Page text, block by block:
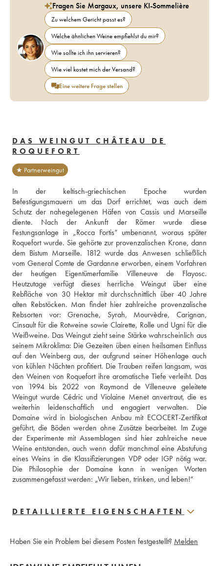
Fragen Sie Margaux, unsere KI-Sommelière
Zu welchem Gericht passt es?
Welche ähnlichen Weine empfiehlst du mir?
Wie sollte ich ihn servieren?
Wie viel kostet mich der Versand?
Eine weitere Frage stellen
DAS WEINGUT CHÂTEAU DE
ROQUEFORT
★ Partnerweingut
In der keltisch-griechischen Epoche wurden
Befestigungsmauern um das Dorf errichtet, was auch dem
Schutz der nahegelegenen Häfen von Cassis und Marseille
diente. Nach der Ankunft der Römer wurde diese
Festungsanlage in „Rocca Fortis“ umbenannt, woraus später
Roquefort wurde. Sie gehörte zur provenzalischen Krone, dann
dem Bistum Marseille. 1812 wurde das Anwesen schließlich
vom General Comte de Gardanne erworben, einem Vorfahren
der heutigen Eigentümerfamilie Villeneuve de Flayosc.
Heutzutage verfügt dieses herrliche Weingut über eine
Rebfläche von 30 Hektar mit durchschnittlich über 40 Jahre
alten Rebstöcken. Man findet hier zahlreiche provenzalische
Rebsorten vor: Grenache, Syrah, Mourvèdre, Carignan,
Cinsault für die Rotweine sowie Clairette, Rolle und Ugni für die
Weißweine. Das Weingut zieht seine Stärke wahrscheinlich aus
seinem Mikroklima: Die Gezeiten üben einen heilsamen Einfluss
auf den Weinberg aus, der aufgrund seiner Höhenlage auch
von kühlen Nächten profitiert. Die Trauben reifen langsam, was
den Weinen von Roquefort ihre aromatische Tiefe verleiht. Das
von 1994 bis 2022 von Raymond de Villeneuve geleitete
Weingut wurde Cédric und Violaine Menet anvertraut, die es
weiterhin leidenschaftlich und engagiert verwalten. Die
Domaine wird in biologischen Anbau mit ECOCERT-Zertifikat
geführt, die Böden werden ohne Zusätze bearbeitet. Im Zuge
der Experimente mit Assemblagen sind hier zahlreiche neue
Weine entstanden, auch wenn dafür manchmal eine Abstufung
eines Weins in die Klassifizierungen VDP oder IGP nötig war.
Die Philosophie der Domaine kann in wenigen Worten
zusammengefasst werden: „Wir lieben, trinken, und leben!“
DETAILLIERTE EIGENSCHAFTEN
Haben Sie ein Problem bei diesem Posten festgestellt? Melden